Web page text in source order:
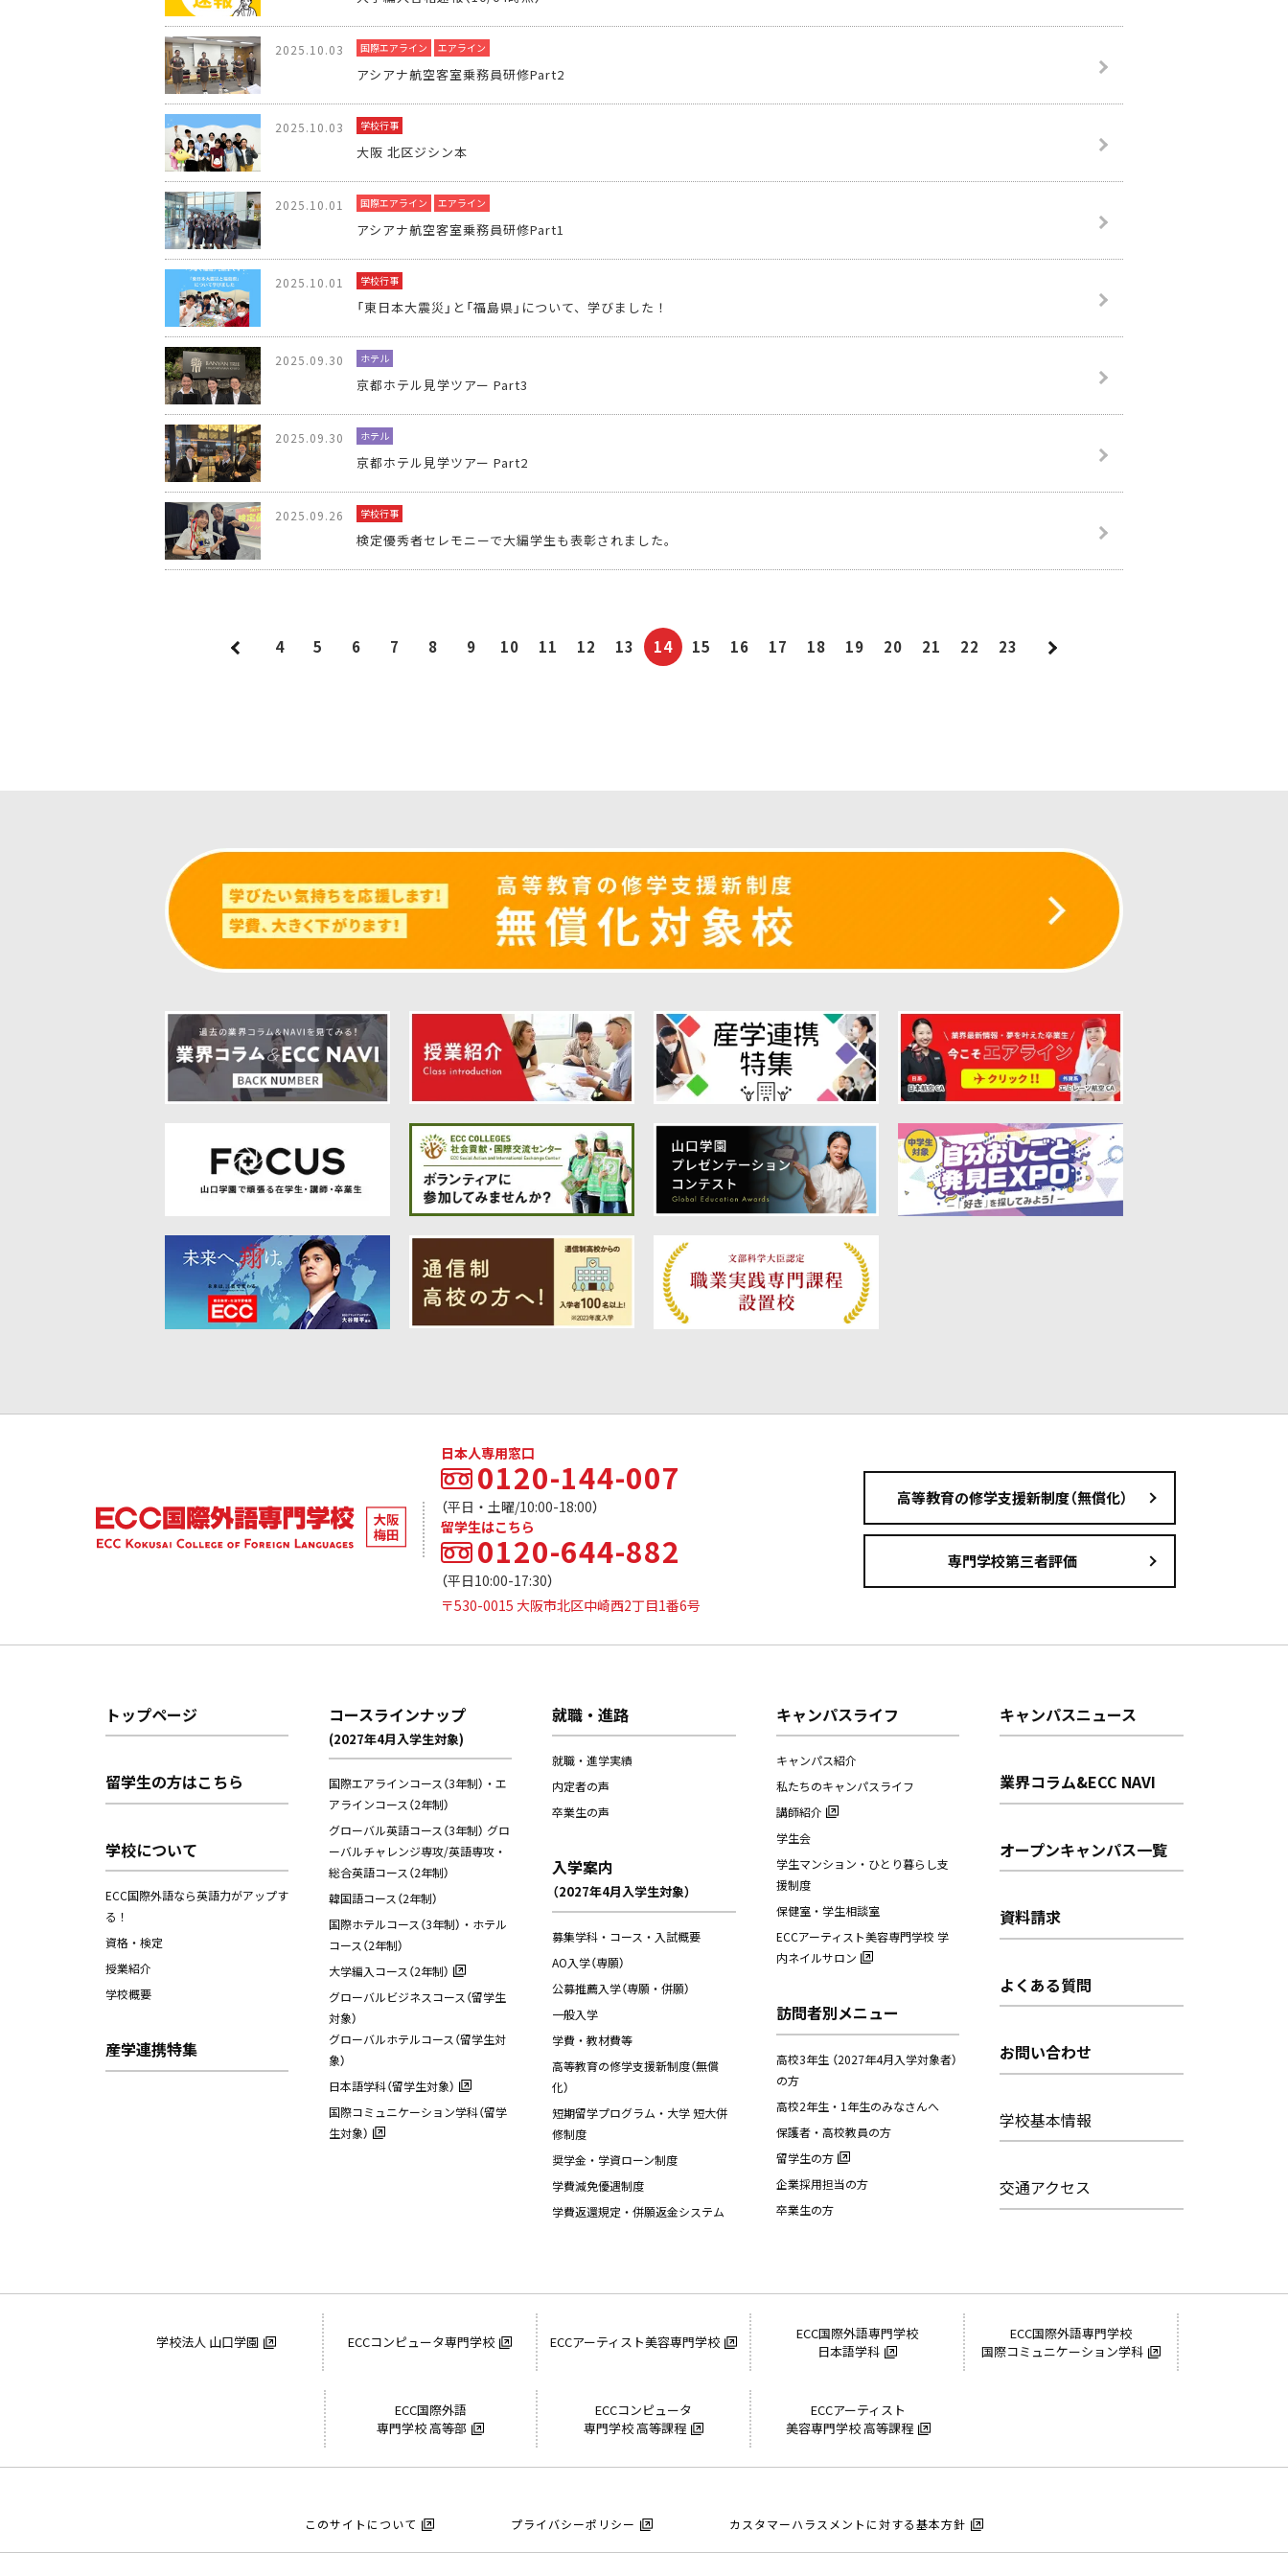
2025.10.03 国際エアライン エアライン
アシアナ航空客室乗務員研修Part2
2025.10.03 学校行事
大阪 北区ジシン本
2025.10.01 国際エアライン エアライン
アシアナ航空客室乗務員研修Part1
2025.10.01 学校行事
「東日本大震災」と「福島県」について、学びました！
2025.09.30 ホテル
京都ホテル見学ツアー Part3
2025.09.30 ホテル
京都ホテル見学ツアー Part2
2025.09.26 学校行事
検定優秀者セレモニーで大編学生も表彰されました。
4 5 6 7 8 9 10 11 12 13 14 15 16 17 18 19 20 21 22 23
日本人専用窓口
0120-144-007
（平日・土曜/10:00-18:00）
留学生はこちら
0120-644-882
（平日10:00-17:30）
〒530-0015 大阪市北区中崎西2丁目1番6号
高等教育の修学支援新制度（無償化）
専門学校第三者評価
トップページ
留学生の方はこちら
学校について
ECC国際外語なら英語力がアップす
る！
資格・検定
授業紹介
学校概要
産学連携特集
コースラインナップ
(2027年4月入学生対象)
国際エアラインコース（3年制）・エ
アラインコース（2年制）
グローバル英語コース（3年制） グロ
ーバルチャレンジ専攻/英語専攻・
総合英語コース（2年制）
韓国語コース（2年制）
国際ホテルコース（3年制）・ホテル
コース（2年制）
大学編入コース（2年制）
グローバルビジネスコース（留学生
対象）
グローバルホテルコース（留学生対
象）
日本語学科（留学生対象）
国際コミュニケーション学科（留学
生対象）
就職・進路
就職・進学実績
内定者の声
卒業生の声
入学案内
（2027年4月入学生対象）
募集学科・コース・入試概要
AO入学（専願）
公募推薦入学（専願・併願）
一般入学
学費・教材費等
高等教育の修学支援新制度（無償
化）
短期留学プログラム・大学 短大併
修制度
奨学金・学資ローン制度
学費減免優遇制度
学費返還規定・併願返金システム
キャンパスライフ
キャンパス紹介
私たちのキャンパスライフ
講師紹介
学生会
学生マンション・ひとり暮らし支
援制度
保健室・学生相談室
ECCアーティスト美容専門学校 学
内ネイルサロン
訪問者別メニュー
高校3年生 （2027年4月入学対象者）
の方
高校2年生・1年生のみなさんへ
保護者・高校教員の方
留学生の方
企業採用担当の方
卒業生の方
キャンパスニュース
業界コラム&ECC NAVI
オープンキャンパス一覧
資料請求
よくある質問
お問い合わせ
学校基本情報
交通アクセス
学校法人 山口学園 ECCコンピュータ専門学校 ECCアーティスト美容専門学校
ECC国際外語専門学校
日本語学科
ECC国際外語専門学校
国際コミュニケーション学科
ECC国際外語
専門学校 高等部
ECCコンピュータ
専門学校 高等課程
ECCアーティスト
美容専門学校 高等課程
このサイトについて プライバシーポリシー カスタマーハラスメントに対する基本方針